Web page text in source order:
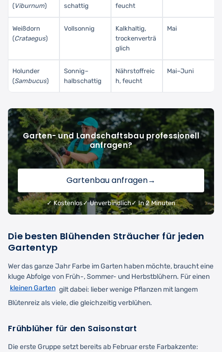
(Viburnum)
schattig
feucht
Weißdorn
(Crataegus)
Vollsonnig
Kalkhaltig,
trockenverträ
glich
Mai
Holunder
(Sambucus)
Sonnig–
halbschattig
Nährstoffreic
h, feucht
Mai–Juni
Garten- und Landschaftsbau professionell
anfragen?
Gartenbau anfragen→
✓ Kostenlos ✓ Unverbindlich✓ In 2 Minuten
Die besten Blühenden Sträucher für jeden
Gartentyp
Wer das ganze Jahr Farbe im Garten haben möchte, braucht eine
kluge Abfolge von Früh-, Sommer- und Herbstblühern. Für einen
kleinen Garten gilt dabei: lieber wenige Pflanzen mit langem
Blütenreiz als viele, die gleichzeitig verblühen.
Frühblüher für den Saisonstart
Die erste Gruppe setzt bereits ab Februar erste Farbakzente: